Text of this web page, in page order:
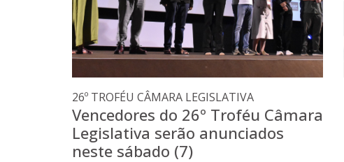
26º TROFÉU CÂMARA LEGISLATIVA
Vencedores do 26º Troféu Câmara
Legislativa serão anunciados
neste sábado (7)